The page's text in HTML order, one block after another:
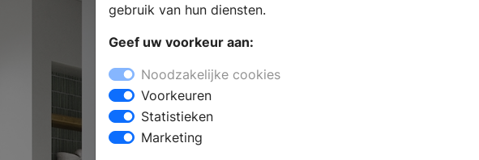
gebruik van hun diensten.
Geef uw voorkeur aan:
Noodzakelijke cookies
Voorkeuren
Statistieken
Marketing